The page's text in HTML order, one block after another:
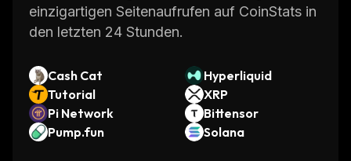
einzigartigen Seitenaufrufen auf CoinStats in
den letzten 24 Stunden.
Cash Cat
Hyperliquid
Tutorial
XRP
Pi Network
Bittensor
Pump.fun
Solana